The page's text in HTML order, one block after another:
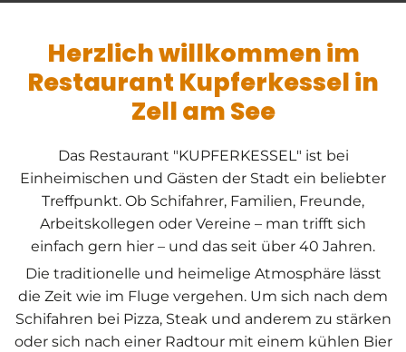
Herzlich willkommen im
Restaurant Kupferkessel in
Zell am See
Das Restaurant "KUPFERKESSEL" ist bei
Einheimischen und Gästen der Stadt ein beliebter
Treffpunkt. Ob Schifahrer, Familien, Freunde,
Arbeitskollegen oder Vereine – man trifft sich
einfach gern hier – und das seit über 40 Jahren.
Die traditionelle und heimelige Atmosphäre lässt
die Zeit wie im Fluge vergehen. Um sich nach dem
Schifahren bei Pizza, Steak und anderem zu stärken
oder sich nach einer Radtour mit einem kühlen Bier